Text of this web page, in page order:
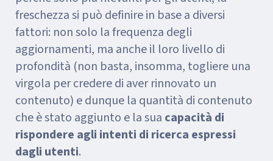
freschezza si può definire in base a diversi
fattori: non solo la frequenza degli
aggiornamenti, ma anche il loro livello di
profondità (non basta, insomma, togliere una
virgola per credere di aver rinnovato un
contenuto) e dunque la quantità di contenuto
che è stato aggiunto e la sua capacità di
rispondere agli intenti di ricerca espressi
dagli utenti.